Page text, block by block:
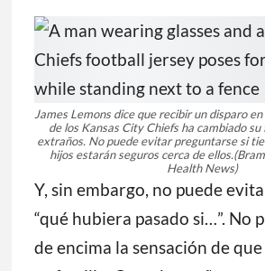
James Lemons dice que recibir un disparo en